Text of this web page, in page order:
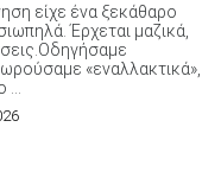
είχε ένα ξεκάθαρο
Έρχεται μαζικά,
«εναλλακτικά»,